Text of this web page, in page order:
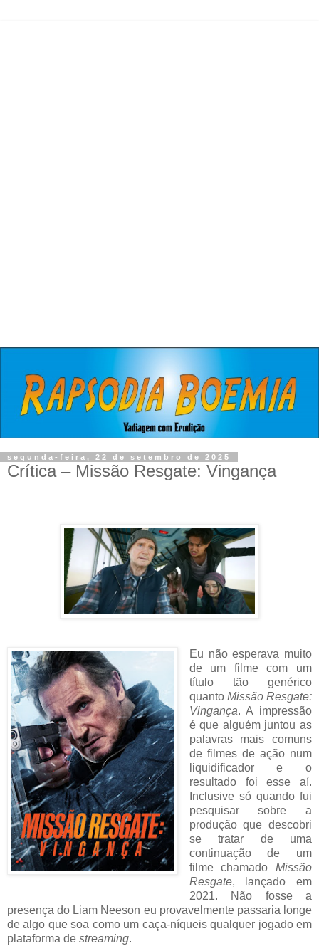
segunda-feira, 22 de setembro de 2025
Crítica – Missão Resgate: Vingança
Eu não esperava muito
de um filme com um
título tão genérico
quanto Missão Resgate:
Vingança. A impressão
é que alguém juntou as
palavras mais comuns
de filmes de ação num
liquidificador e o
resultado foi esse aí.
Inclusive só quando fui
pesquisar sobre a
produção que descobri
se tratar de uma
continuação de um
filme chamado Missão
Resgate, lançado em
2021. Não fosse a
presença do Liam Neeson eu provavelmente passaria longe
de algo que soa como um caça-níqueis qualquer jogado em
plataforma de streaming.